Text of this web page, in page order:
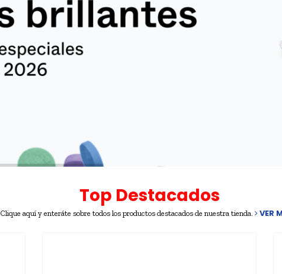
Top Destacados
Clique aquí y enteráte sobre todos los productos destacados de nuestra tienda. VER